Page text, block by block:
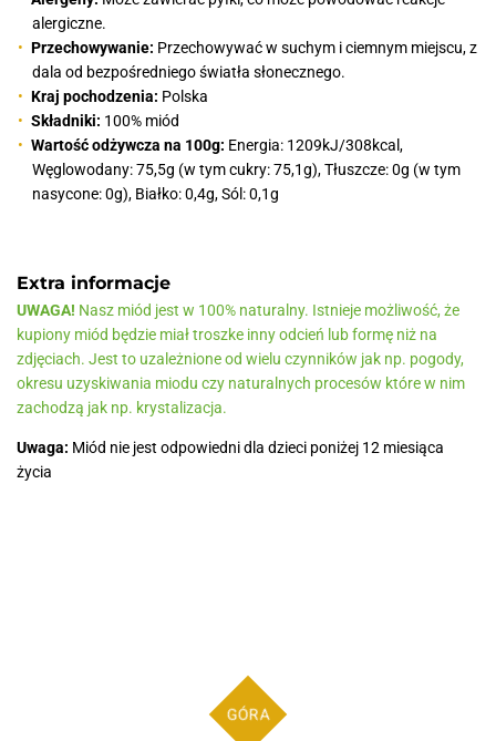
alergiczne.
Przechowywanie: Przechowywać w suchym i ciemnym miejscu, z
dala od bezpośredniego światła słonecznego.
Kraj pochodzenia: Polska
Składniki: 100% miód
Wartość odżywcza na 100g: Energia: 1209kJ/308kcal,
Węglowodany: 75,5g (w tym cukry: 75,1g), Tłuszcze: 0g (w tym
nasycone: 0g), Białko: 0,4g, Sól: 0,1g
Extra informacje
UWAGA! Nasz miód jest w 100% naturalny. Istnieje możliwość, że
kupiony miód będzie miał troszke inny odcień lub formę niż na
zdjęciach. Jest to uzależnione od wielu czynników jak np. pogody,
okresu uzyskiwania miodu czy naturalnych procesów które w nim
zachodzą jak np. krystalizacja.
Uwaga: Miód nie jest odpowiedni dla dzieci poniżej 12 miesiąca
życia
GÓRA